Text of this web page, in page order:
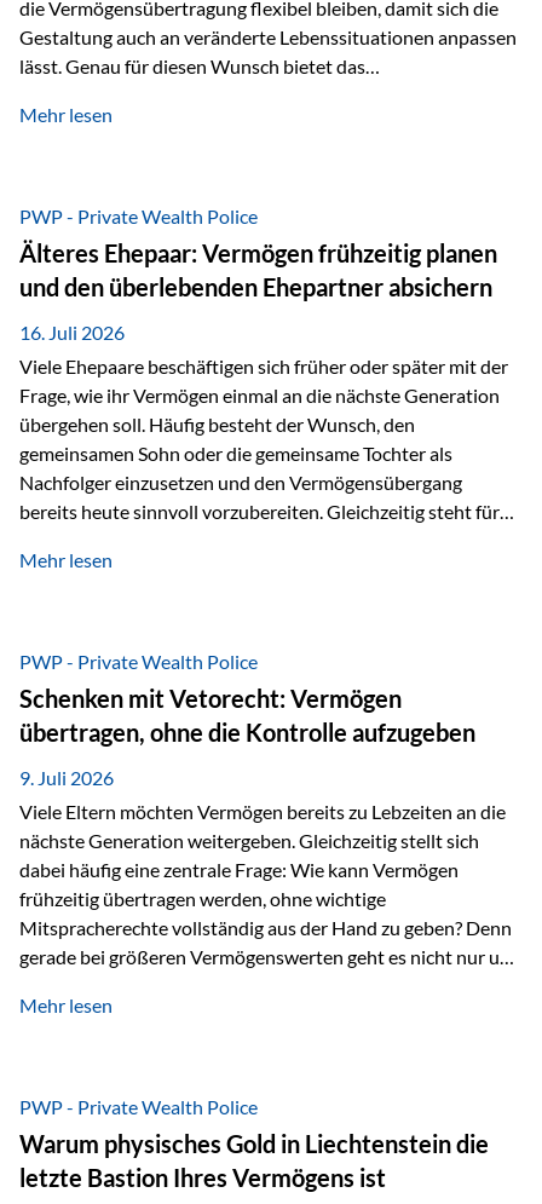
die Vermögensübertragung flexibel bleiben, damit sich die
Gestaltung auch an veränderte Lebenssituationen anpassen
lässt. Genau für diesen Wunsch bietet das
Vienna-Life eine interessante Lösung. Es ermöglicht,
Ausgangssituation Stellen Sie sich folgende Familie vor: Die
Großeltern haben über viele Jahre Vermögen aufgebaut. Ihr
Wunsch ist es, dieses Vermögen nicht nur den eigenen
Kindern, sondern langfristig auch den Enkeln zukommen zu…
Mehr lesen
PWP - Private Wealth Police
Älteres Ehepaar: Vermögen frühzeitig planen
und den überlebenden Ehepartner absichern
16. Juli 2026
Viele Ehepaare beschäftigen sich früher oder später mit der
Frage, wie ihr Vermögen einmal an die nächste Generation
übergehen soll. Häufig besteht der Wunsch, den
gemeinsamen Sohn oder die gemeinsame Tochter als
Nachfolger einzusetzen und den Vermögensübergang
bereits heute sinnvoll vorzubereiten. Gleichzeitig steht für
passiert, wenn einer der beiden verstirbt? Der überlebende
Vermögen verfügen können. Genau für diese
Ausgangssituation bietet die Private Wealth Police der
Vienna-Life eine durchdachte Gestaltungsmöglichkeit. Die
Ausgangssituation Stellen Sie sich folgendes Beispiel vor:
Ein…
Mehr lesen
PWP - Private Wealth Police
Schenken mit Vetorecht: Vermögen
übertragen, ohne die Kontrolle aufzugeben
9. Juli 2026
Viele Eltern möchten Vermögen bereits zu Lebzeiten an die
nächste Generation weitergeben. Gleichzeitig stellt sich
dabei häufig eine zentrale Frage: Wie kann Vermögen
frühzeitig übertragen werden, ohne wichtige
Mitspracherechte vollständig aus der Hand zu geben? Denn
gerade bei größeren Vermögenswerten geht es nicht nur um
sicherzustellen, dass das Vermögen langfristig erhalten
folgende Situation vor: Ein Vater schenkt seiner Tochter
einen Teil seines Vermögens. Einige Jahre später möchte die
Tochter das Geld kurzfristig verwenden, um…
Mehr lesen
PWP - Private Wealth Police
Warum physisches Gold in Liechtenstein die
letzte Bastion Ihres Vermögens ist